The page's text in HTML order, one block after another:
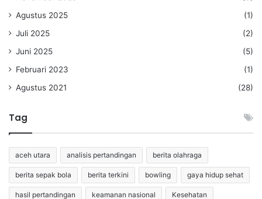
Agustus 2025
(1)
Juli 2025
(2)
Juni 2025
(5)
Februari 2023
(1)
Agustus 2021
(28)
Tag
aceh utara analisis pertandingan berita olahraga
berita sepak bola berita terkini bowling gaya hidup sehat
hasil pertandingan keamanan nasional Kesehatan